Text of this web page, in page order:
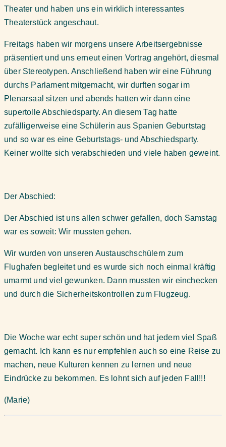
Theater und haben uns ein wirklich interessantes
Theaterstück angeschaut.
Freitags haben wir morgens unsere Arbeitsergebnisse
präsentiert und uns erneut einen Vortrag angehört, diesmal
über Stereotypen. Anschließend haben wir eine Führung
durchs Parlament mitgemacht, wir durften sogar im
Plenarsaal sitzen und abends hatten wir dann eine
supertolle Abschiedsparty. An diesem Tag hatte
zufälligerweise eine Schülerin aus Spanien Geburtstag
und so war es eine Geburtstags- und Abschiedsparty.
Keiner wollte sich verabschieden und viele haben geweint.
Der Abschied:
Der Abschied ist uns allen schwer gefallen, doch Samstag
war es soweit: Wir mussten gehen.
Wir wurden von unseren Austauschschülern zum
Flughafen begleitet und es wurde sich noch einmal kräftig
umarmt und viel gewunken. Dann mussten wir einchecken
und durch die Sicherheitskontrollen zum Flugzeug.
Die Woche war echt super schön und hat jedem viel Spaß
gemacht. Ich kann es nur empfehlen auch so eine Reise zu
machen, neue Kulturen kennen zu lernen und neue
Eindrücke zu bekommen. Es lohnt sich auf jeden Fall!!!
(Marie)